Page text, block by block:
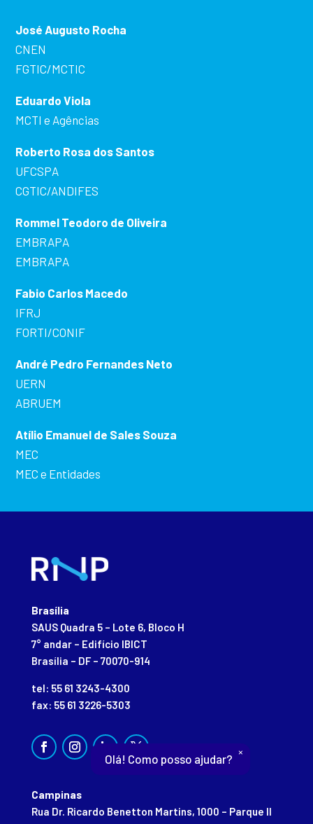
José Augusto Rocha
CNEN
FGTIC/MCTIC
Eduardo Viola
MCTI e Agências
Roberto Rosa dos Santos
UFCSPA
CGTIC/ANDIFES
Rommel Teodoro de Oliveira
EMBRAPA
EMBRAPA
Fabio Carlos Macedo
IFRJ
FORTI/CONIF
André Pedro Fernandes Neto
UERN
ABRUEM
Atílio Emanuel de Sales Souza
MEC
MEC e Entidades
Brasília
SAUS Quadra 5 – Lote 6, Bloco H
7° andar – Edifício IBICT
Brasília – DF – 70070-914
tel: 55 61 3243-4300
fax: 55 61 3226-5303
Campinas
Rua Dr. Ricardo Benetton Martins, 1000 – Parque II
Olá! Como posso ajudar?
×